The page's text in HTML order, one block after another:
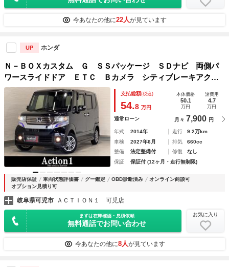
今あなたの他に22人が見ています
UP ホンダ
Ｎ－ＢＯＸカスタム Ｇ ＳＳパッケージ ＳＤナビ 両側パ
ワースライドドア ＥＴＣ Ｂカメラ シティブレーキアクテ
ィブシステム 純正１４インチＡＷ ＨＩＤヘッドライト 横
滑り防止 Ｂｌｕｅｔｏｏｔｈ フルセグＴＶ プッシュスタ
支払総額(税込)
54.8 万円
本体価格
50.1
万円
諸費用
4.7
万円
通常ローン 月々 7,900 円
年式 2014年 走行
9.2万km
車検
2027年6月 排気
660cc
整備
法定整備付 修復
なし
保証
保証付 (12ヶ月・走行無制限)
販売店保証 車両状態評価書 グー鑑定 OBD診断済み
オンライン商談可
オプション見積り可
岐阜県可児市 ＡＣＴＩＯＮ１ 可児店
まずは在庫確認・見積依頼
無料通話でお問い合わせ
お気に入り
今あなたの他に8人が見ています